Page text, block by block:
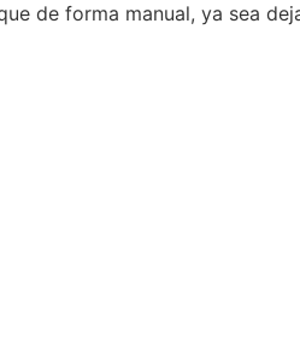
de forma manual, ya sea